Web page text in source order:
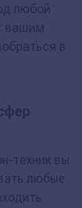
любой
вашим
в
техник вы
любые